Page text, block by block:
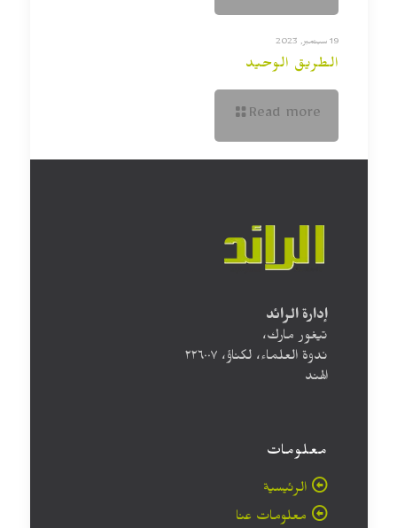
19 سبتمبر, 2023
الطريق الوحيد
Read more
إدارة الرائد
تيغور مارك،
ندوة العلماء، لكناؤ، ۲۲٦۰۰۷
الهند
معلومات
الرئيسية
معلومات عنا